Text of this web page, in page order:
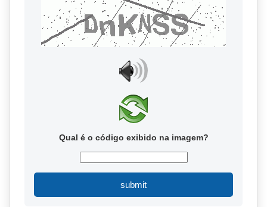
Qual é o código exibido na imagem?
submit